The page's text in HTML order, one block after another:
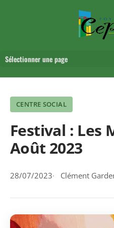
Sélectionner une page
CENTRE SOCIAL
Festival : Les
Août 2023
28/07/2023 Clément